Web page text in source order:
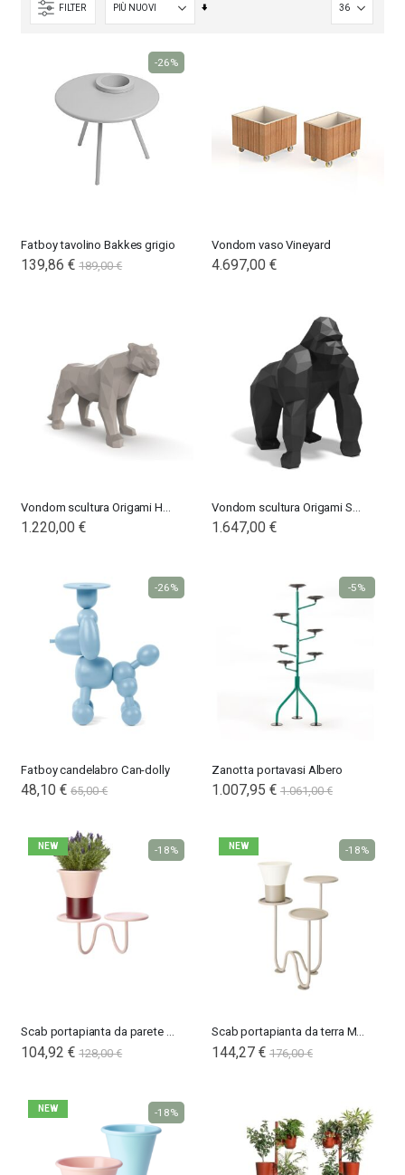
FILTER
Imposta
Fatboy tavolino Bakkes grigio
Special
Price
139,86 € 189,00 €
-26%
Vondom vaso Vineyard
4.697,00 €
1.220,00 € 1.647,00 €
Fatboy candelabro Can-dolly
48,10 € 65,00 €
-26%
Zanotta portavasi Albero
1.007,95 € 1.061,00 €
-5%
NEW
Scab portapianta da parete Mimosa
104,92 € 128,00 €
-18% NEW
Scab portapianta da terra Mimosa
144,27 € 176,00 €
-18%
NEW -18%